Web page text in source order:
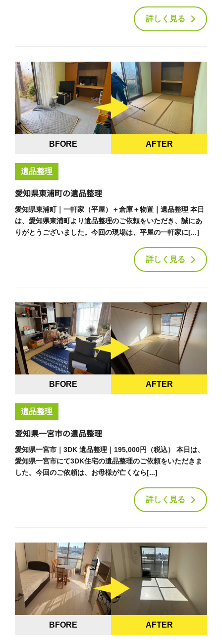
詳しく見る
BFORE AFTER
遺品整理
愛知県東浦町の遺品整理
愛知県東浦町｜一軒家（平屋）＋倉庫＋物置｜遺品整理 本日
は、愛知県東浦町より遺品整理のご依頼をいただき、誠にあ
りがとうございました。今回の現場は、平屋の一軒家に[...]
詳しく見る
BFORE AFTER
遺品整理
愛知県一宮市の遺品整理
愛知県一宮市｜3DK 遺品整理｜195,000円（税込） 本日は、
愛知県一宮市にて3DK住宅の遺品整理のご依頼をいただきま
した。今回のご依頼は、お母様が亡くなら[...]
詳しく見る
BFORE AFTER